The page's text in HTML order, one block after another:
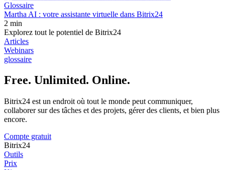
Glossaire
Martha AI : votre assistante virtuelle dans Bitrix24
2 min
Explorez tout le potentiel de Bitrix24
Articles
Webinars
glossaire
Free. Unlimited. Online.
Bitrix24 est un endroit où tout le monde peut communiquer,
collaborer sur des tâches et des projets, gérer des clients, et bien plus
encore.
Compte gratuit
Bitrix24
Outils
Prix